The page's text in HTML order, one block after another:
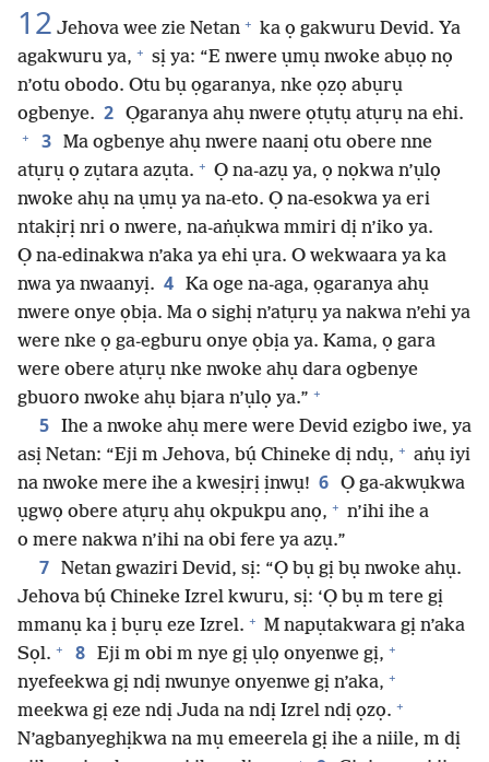
12 Jehova wee zie Netan + ka ọ gakwuru Devid. Ya
agakwuru ya, + sị ya: “E nwere ụmụ nwoke abụọ nọ
n’otu obodo. Otu bụ ọgaranya, nke ọzọ abụrụ
ogbenye. 2 Ọgaranya ahụ nwere ọtụtụ atụrụ na ehi.
+ 3 Ma ogbenye ahụ nwere naanị otu obere nne
atụrụ ọ zụtara azụta. + Ọ na-azụ ya, ọ nọkwa n’ụlọ
nwoke ahụ na ụmụ ya na-eto. Ọ na-esokwa ya eri
ntakịrị nri o nwere, na-aṅụkwa mmiri dị n’iko ya.
Ọ na-edinakwa n’aka ya ehi ụra. O wekwaara ya ka
nwa ya nwaanyị. 4 Ka oge na-aga, ọgaranya ahụ
nwere onye ọbịa. Ma o sighị n’atụrụ ya nakwa n’ehi ya
were nke ọ ga-egburu onye ọbịa ya. Kama, ọ gara
were obere atụrụ nke nwoke ahụ dara ogbenye
gbuoro nwoke ahụ bịara n’ụlọ ya.” +
5 Ihe a nwoke ahụ mere were Devid ezigbo iwe, ya
asị Netan: “Eji m Jehova, bụ́ Chineke dị ndụ, + aṅụ iyi
na nwoke mere ihe a kwesịrị ịnwụ! 6 Ọ ga-akwụkwa
ụgwọ obere atụrụ ahụ okpukpu anọ, + n’ihi ihe a
o mere nakwa n’ihi na obi fere ya azụ.”
7 Netan gwaziri Devid, sị: “Ọ bụ gị bụ nwoke ahụ.
Jehova bụ́ Chineke Izrel kwuru, sị: ‘Ọ bụ m tere gị
mmanụ ka ị bụrụ eze Izrel. + M napụtakwara gị n’aka
Sọl. + 8 Eji m obi m nye gị ụlọ onyenwe gị, +
nyefeekwa gị ndị nwunye onyenwe gị n’aka, +
meekwa gị eze ndị Juda na ndị Izrel ndị ọzọ. +
N’agbanyeghịkwa na mụ emeerela gị ihe a niile, m dị